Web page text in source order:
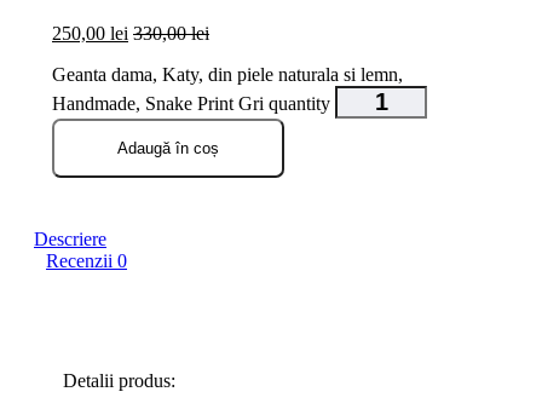
250,00 lei 330,00lei
Geanta dama, Katy, din piele naturala si lemn,
Handmade, Snake Print Gri quantity
Adaugă în coș
Descriere
Recenzii 0
Detalii produs: